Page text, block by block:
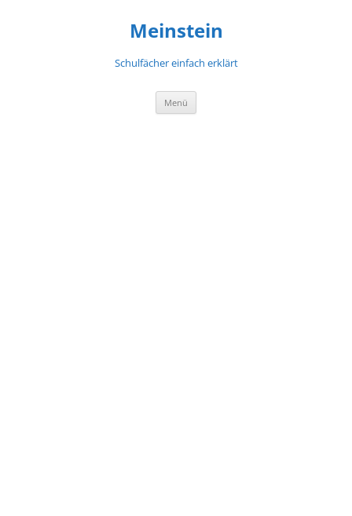
Meinstein
Schulfächer einfach erklärt
Menü